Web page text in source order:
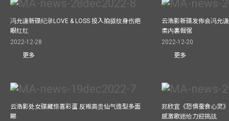
冯允谦新碟纪录LOVE & LOSS 投入拍摄纹身伤疤
眼红红
2022-12-28
更多
云浩影新碟发佈会冯允
柔内裏倔强
2022-12-20
更多
云浩影处女碟藏惊喜彩蛋 反叛高贵仙气造型多面
睇
郑欣宜《恐惧蚕食心灵
感激歌迷给力迎挑战